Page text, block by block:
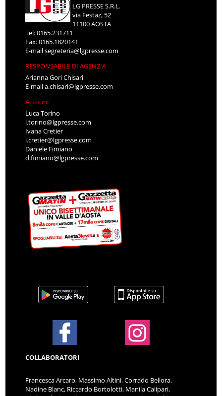
LG PRESSE S.R.L.
via Festaz, 52
11100 AOSTA
Tel: 0165.231711
Fax: 0165.1820141
E-mailsegreteria@lgpresse.com
RESPONSABILE DI AGENZIA
Arianna Gori Chisari
E-maila.chisari@lgpresse.com
Account
Luca Torino
l.torino@lgpresse.com
Ivana Cretier
i.cretier@lgpresse.com
Daniele Fimiano
d.fimiano@lgpresse.com
COLLABORATORI
Francesca Arcaro, Massimo Altini, Corrado Bellora,
Nadine Blanc, Riccardo Bortolotti, Manila Calipari,